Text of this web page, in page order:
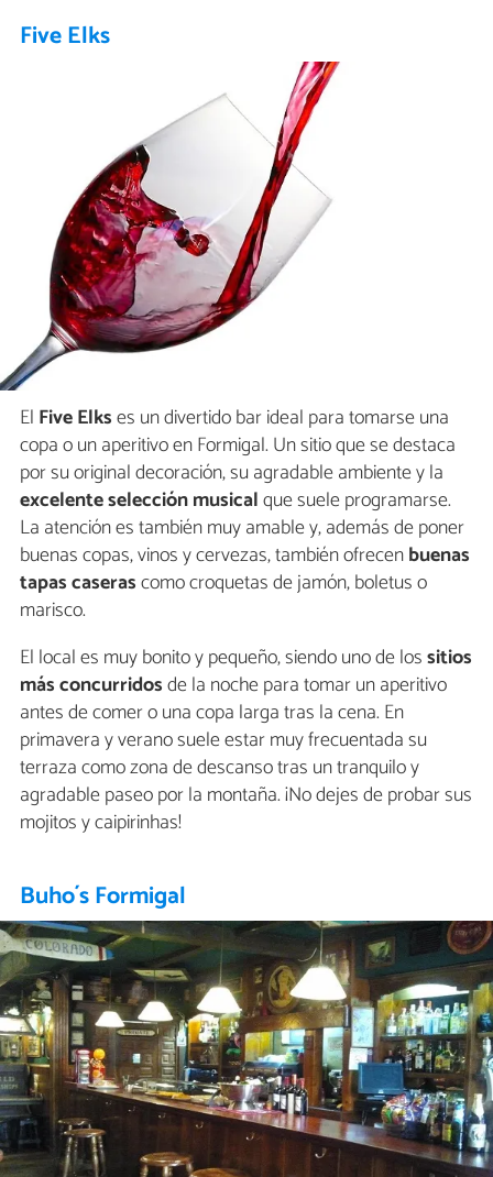
Five Elks
El Five Elkses un divertido bar ideal para tomarse una
copa o un aperitivo en Formigal. Un sitio que se destaca
por su original decoración, su agradable ambiente y la
excelente selección musicalque suele programarse.
La atención es también muy amable y, además de poner
buenas copas, vinos y cervezas, también ofrecenbuenas
tapas caserascomo croquetas de jamón, boletus o
marisco.
El local es muy bonito y pequeño, siendo uno de lossitios
más concurridosde la noche para tomar un aperitivo
antes de comer o una copa larga tras la cena. En
primavera y verano suele estar muy frecuentada su
terraza como zona de descanso tras un tranquilo y
agradable paseo por la montaña. ¡No dejes de probar sus
mojitos y caipirinhas!
Buho´s Formigal